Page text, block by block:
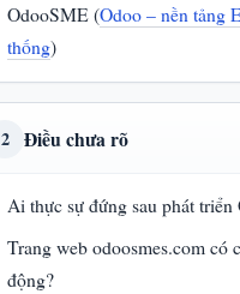
OdooSME (Odoo – nền tảng
thống)
2 Điều chưa rõ
Ai thực sự đứng sau phát
Trang web odoosmes.com có
động?